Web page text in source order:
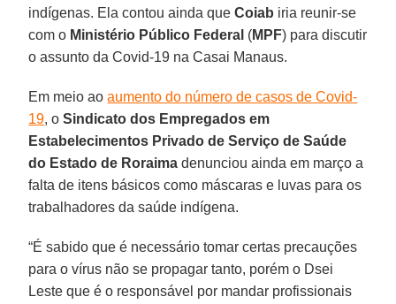
indígenas. Ela contou ainda queCoiab iria reunir-se
com o Ministério Público Federal (MPF) para discutir
o assunto da Covid-19 na Casai Manaus.
Em meio aoaumento do número de casos de Covid-
19, oSindicato dos Empregados em
Estabelecimentos Privado de Serviço de Saúde
do Estado de Roraima denunciou ainda em março a
falta de itens básicos como máscaras e luvas para os
trabalhadores da saúde indígena.
“É sabido que é necessário tomar certas precauções
para o vírus não se propagar tanto, porém o Dsei
Leste que é o responsável por mandar profissionais